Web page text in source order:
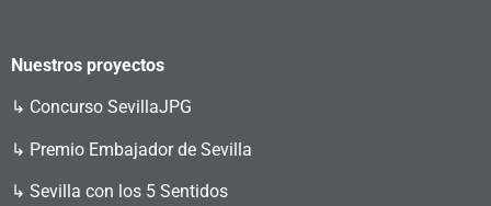
Nuestros proyectos
↳ Concurso SevillaJPG
↳ Premio Embajador de Sevilla
↳ Sevilla con los 5 Sentidos